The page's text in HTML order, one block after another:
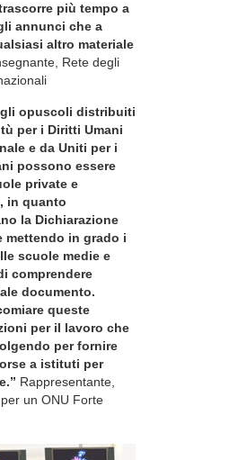
più tempo a
annunci che a
altro materiale
Rete degli
gli opuscoli distribuiti
per i Diritti Umani
e da Uniti per i
possono essere
private e
in quanto
la Dichiarazione
mettendo in grado i
scuole medie e
comprendere
documento.
queste
per il lavoro che
per fornire
a istituti per
Rappresentante,
un ONU Forte